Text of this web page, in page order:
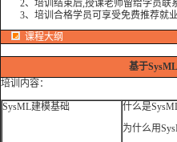
2、培训结束后,授课老师留给学员联
3、培训合格学员可享受免费推荐就
课程大纲
基于
培训内容：
SysML建模基础
什么是
为什么用